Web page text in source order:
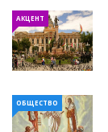
АКЦЕНТ
ОБЩЕСТВО